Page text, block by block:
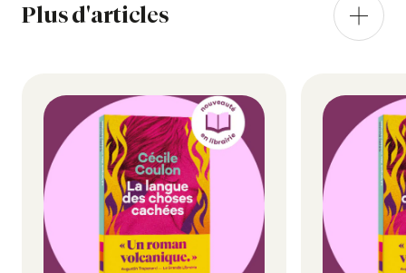
Plus d'articles